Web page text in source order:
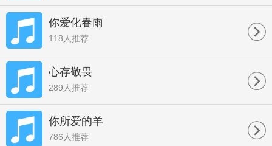
你爱化春雨
118人推荐
心存敬畏
289人推荐
你所爱的羊
786人推荐